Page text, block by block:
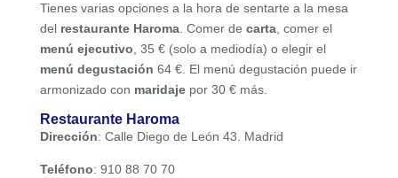
Tienes varias opciones a la hora de sentarte a la mesa
del restaurante Haroma. Comer de carta, comer el
menú ejecutivo , 35 € (solo a mediodía) o elegir el
menú degustación 64 €. El menú degustación puede ir
armonizado con maridajepor 30 € más.
Restaurante Haroma
Dirección: Calle Diego de León 43. Madrid
Teléfono: 910 88 70 70